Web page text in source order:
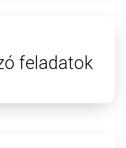
feladatok